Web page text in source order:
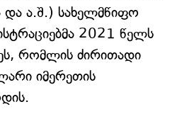
და ა.შ.) სახელმწიფო
2021 წელს
რომლის ძირითადი
იმერეთის